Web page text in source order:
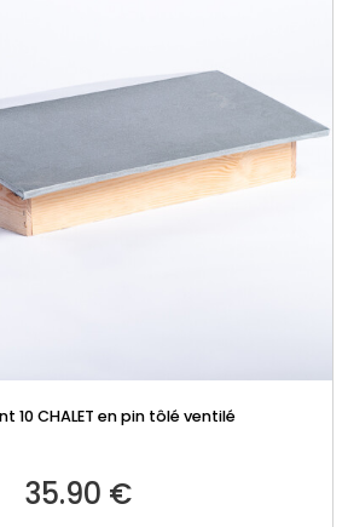
10 CHALET en pin tôlé ventilé
35.90 €